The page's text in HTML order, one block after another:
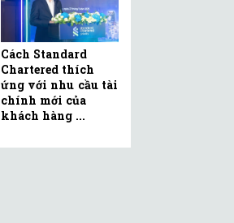
Cách Standard
Chartered thích
ứng với nhu cầu tài
chính mới của
khách hàng ...